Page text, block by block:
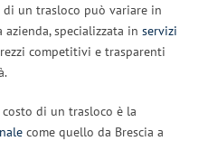
un trasloco può variare in
specializzata in servizi
competitivi e trasparenti
di un trasloco è la
come quello da Brescia a